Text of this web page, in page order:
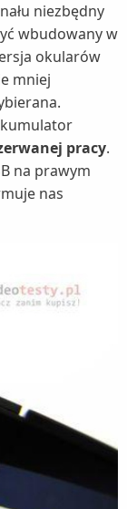
niezbędny
wbudowany w
okularów
mniej
pracy.
na prawym
nas